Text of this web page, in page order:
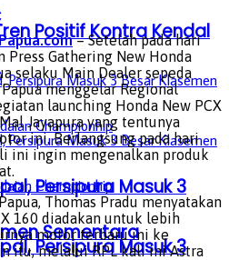
Persipura Masuk 3
Sementara
Positif Kontra Kendal
Persipura Masuk 3
– Setelah pada hari
Press Gathering New Honda
selaku Main Dealer sepeda
menggelar Regional
launching Honda New PCX
Jayapura yang tentunya
ini. Berlangsung pada hari
ini ingin mengenalkan produk
Thomas Pradu menyatakan
160 diadakan untuk lebih
motor terbaru ini ke
itu, melalui RPL kali ini Astra